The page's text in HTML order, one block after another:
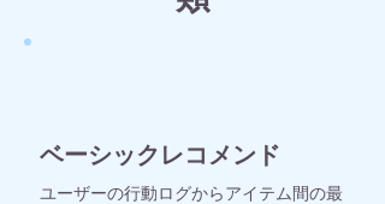
​ベーシックレコメンド
ユーザーの行動ログからアイテム間の最